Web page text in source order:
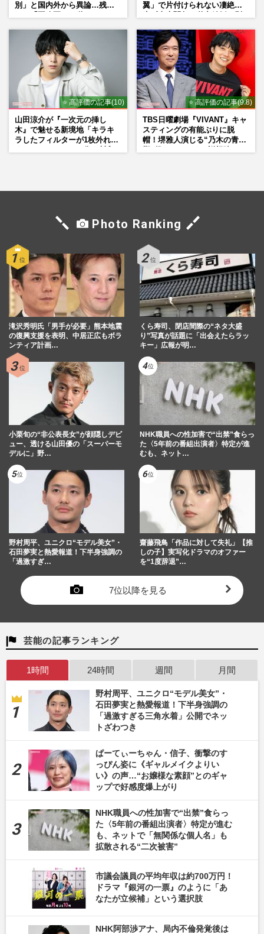
別」と国内外から異論…残さ
翼」で片付けられない凄絶半
⭐ 高評価の記事(10)
山田涼介が『一次元の挿し
木』で魅せる新境地「キラキ
ラしたフィルターが1枚外れて
⭐ 高評価の記事(9.8)
TBS日曜劇場『VIVANT』キャ
スティングの有能ぶりに脱
帽！堺雅人演じる“乃木の青年
Photo Ranking
滝沢秀明氏「男手が必要」熊本地震
の復興支援を表明、中居正広もボラ
ンティア計画…
くら寿司、閉店間際の“ネタ大盛
り”写真が話題に「出会えたらラッ
キー」広報が明…
小栗旬の“非公表長女”が顔隠しデビ
ュー、透ける山田優の「スーパーモ
デルに」野…
NHK職員への性加害で“出禁”食らっ
た〈5年前の番組出演者〉特定が進
むも、ネット…
野村周平、ユニクロ“モデル美女”・
石田夢実と熱愛報道！下半身強調の
「過激すぎ…
齋藤飛鳥「作品に対して失礼」【推
しの子】実写化ドラマのオファー
を“1度辞退”…
7位以降を見る
芸能の記事ランキング
1時間 24時間 週間 月間
野村周平、ユニクロ“モデル美女”・
石田夢実と熱愛報道！下半身強調の
「過激すぎる三角水着」公開でネッ
トざわつき
ぱーてぃーちゃん・信子、衝撃のす
っぴん姿に《ギャルメイクよりい
い》の声…“お嬢様な素顔”とのギャ
ップで好感度爆上がり
NHK職員への性加害で“出禁”食らっ
た〈5年前の番組出演者〉特定が進む
も、ネットで「無関係な個人名」も
拡散される“二次被害”
市議会議員の平均年収は約700万円！
ドラマ『銀河の一票』のように「あ
なたが立候補」という選択肢
NHK阿部渉アナ、局内不倫発覚後は